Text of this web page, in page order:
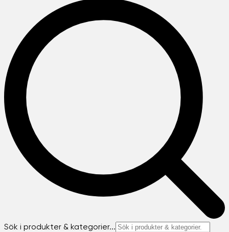
Sök i produkter & kategorier...